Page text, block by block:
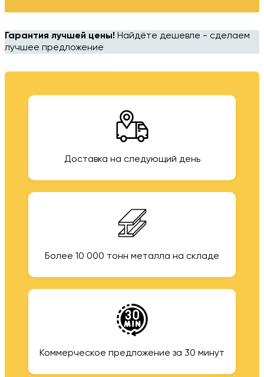
Гарантия лучшей цены! Найдёте дешевле - сделаем
лучшее предложение
Доставка на следующий день
Более 10 000 тонн металла на складе
Коммерческое предложение за 30 минут